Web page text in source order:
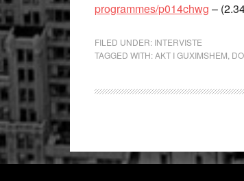
programmes/p014chwg –
FILED UNDER: INTERVISTE
TAGGED WITH:AKT I GUXIMSHEM